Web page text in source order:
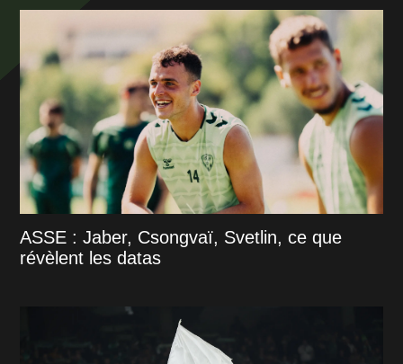
ASSE : Jaber, Csongvaï, Svetlin, ce que
révèlent les datas